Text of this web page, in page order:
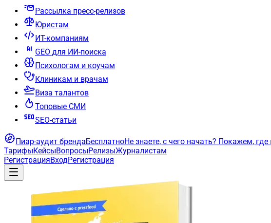
Рассылка пресс-релизов
Юристам
ИТ-компаниям
GEO для ИИ-поиска
Психологам и коучам
Клиникам и врачам
Виза талантов
Топовые СМИ
SEO-статьи
Пиар-аудит брендаБесплатноНе знаете, с чего начать? Покажем, где
ТарифыКейсыВопросыРелизыЖурналистам
РегистрацияВходРегистрация